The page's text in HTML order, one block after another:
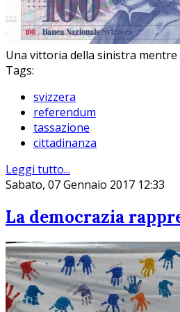
Una vittoria della sinistra
Tags:
svizzera
referendum
tassazione
cittadinanza
Leggi tutto...
Sabato, 07 Gennaio 2017 12:33
La democrazia